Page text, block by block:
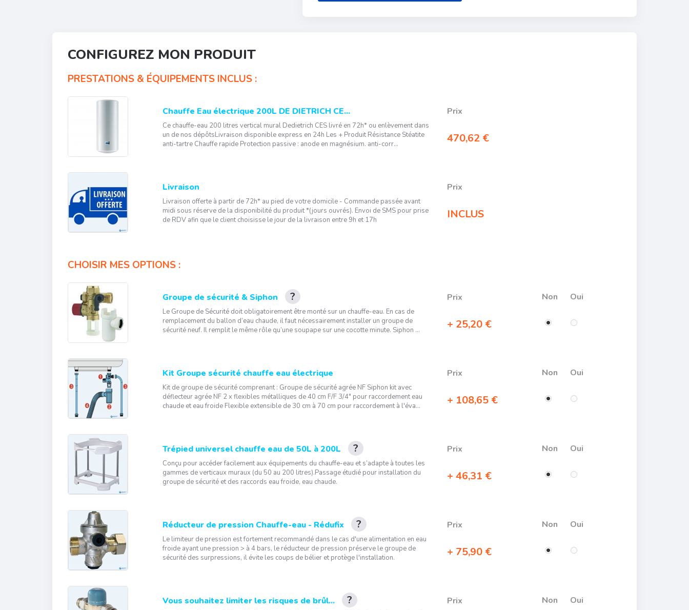
CONFIGUREZ MON PRODUIT
PRESTATIONS & ÉQUIPEMENTS INCLUS :
Chauffe Eau électrique 200L DE DIETRICH CE...
Ce chauffe-eau 200 litres vertical mural Dedietrich CES livré en 72h* ou enlèvement dans
un de nos dépôtsLivraison disponible express en 24h Les + Produit Résistance Stéatite
anti-tartre Chauffe rapide Protection passive : anode en magnésium. anti-corr...
Prix
470,62 €
Livraison
Livraison offerte à partir de 72h* au pied de votre domicile - Commande passée avant
midi sous réserve de la disponibilité du produit *(jours ouvrés). Envoi de SMS pour prise
de RDV afin que le client choisisse le jour de la livraison entre 9h et 17h
Prix
INCLUS
CHOISIR MES OPTIONS :
Groupe de sécurité & Siphon
Le Groupe de Sécurité doit obligatoirement être monté sur un chauffe-eau. En cas de
remplacement du ballon d’eau chaude, il faut nécessairement installer un groupe de
sécurité neuf. Il remplit le même rôle qu’une soupape sur une cocotte minute. Siphon ...
Prix
25,20 €
Non Oui
Kit Groupe sécurité chauffe eau électrique
Kit de groupe de sécurité comprenant : Groupe de sécurité agrée NF Siphon kit avec
déflecteur agrée NF 2 x flexibles métalliques de 40 cm F/F 3/4" pour raccordement eau
chaude et eau froide Flexible extensible de 30 cm à 70 cm pour raccordement à l'éva...
Prix
108,65 €
Non Oui
Trépied universel chauffe eau de 50L à 200L
Conçu pour accéder facilement aux équipements du chauffe-eau et s’adapte à toutes les
gammes de verticaux muraux (du 50 au 200 litres).Passage étudié pour installation du
groupe de sécurité et des raccords eau froide, eau chaude.
Prix
46,31 €
Non Oui
Réducteur de pression Chauffe-eau - Rédufix
Le limiteur de pression est fortement recommandé dans le cas d'une alimentation en eau
froide ayant une pression > à 4 bars, le réducteur de pression préserve le groupe de
sécurité des surpressions, il évite les coups de bélier et protège l'installation.
Prix
75,90 €
Non Oui
Vous souhaitez limiter les risques de brûl... Prix Non Oui